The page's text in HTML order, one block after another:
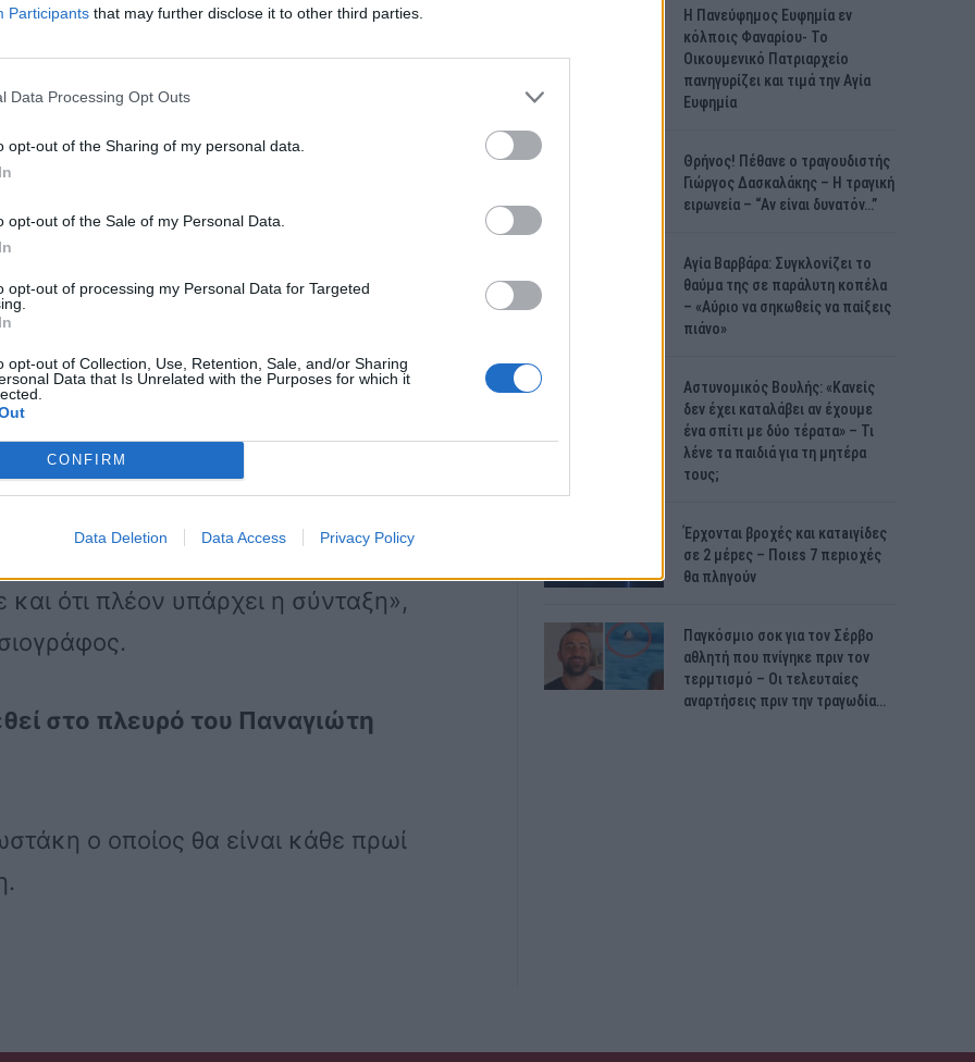
Participants that may further disclose it to other third parties.
Data Processing Opt Outs
opt-out of the Sharing of my personal data.
opt-out of the Sale of my Personal Data.
opt-out of processing my Personal Data for Targeted
opt-out of Collection, Use, Retention, Sale, and/or Sharing
Data that Is Unrelated with the Purposes for which it
CONFIRM
Data Deletion Data Access Privacy Policy
το Open για λόγους υγείας,
του, έναν μήνα σχεδόν μετά,
μου, όχι δραματική αλλά επίπονη,
μου. Κατόπιν αυτού,
του ΟΡΕΝ ότι θα μου είναι
υποχρεώσεις μιας τετράωρης
που ξεκινά πολύ νωρίς και
πνευματική καταπόνηση (…). Μάλλον
ότι η τηλεοπτική μου καριέρα σε
ότι πλέον υπάρχει η σύνταξη»,
στο πλευρό του Παναγιώτη
ο οποίος θα είναι κάθε πρωί
H Πανεύφημος Ευφημία εν
κόλποις Φαναρίου- Το
Οικουμενικό Πατριαρχείο
πανηγυρίζει και τιμά την Αγία
Ευφημία
Θρήνος! Πέθανε ο τραγουδιστής
Γιώργος Δασκαλάκης – Η τραγική
ειρωνεία – “Αν είναι δυνατόν…”
Αγία Βαρβάρα: Συγκλονίζει το
θαύμα της σε παράλυτη κοπέλα
– «Αύριο να σηκωθείς να παίξεις
πιάνο»
Αστυνομικός Bουλής: «Κανείς
δεν έχει καταλάβει αν έχουμε
ένα σπίτι με δύο τέρατα» – Τι
λένε τα παιδιά για τη μητέρα
τους;
Έρχονται βροχές και κατaιγίδες
σε 2 μέpες – Ποιεs 7 πεpιοχές
θα πλnγούν
Παγκόσμιο σοκ για τον Σέρβο
αθλητή που πνίγηκε πριν τον
τερμτισμό – Οι τελευταίες
αναρτήσεις πριν την τραγωδία…